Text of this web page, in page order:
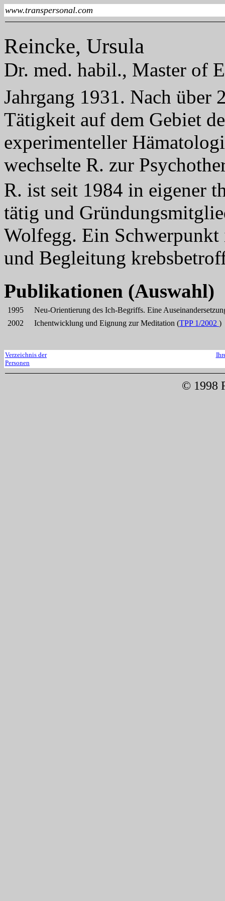
www.transpersonal.com
Reincke, Ursula
Dr. med. habil., Master of
Jahrgang 1931. Nach über
Tätigkeit auf dem Gebiet
experimenteller
wechselte R. zur
R. ist seit 1984 in eigener
tätig und
Wolfegg. Ein
und Begleitung
Publikationen (Auswahl)
1995
Neu-Orientierung des Ich-Begriffs. Eine
2002
Ichentwicklung und Eignung zur Meditation (TPP 1/2002 )
Verzeichnis der
Personen
© 1998